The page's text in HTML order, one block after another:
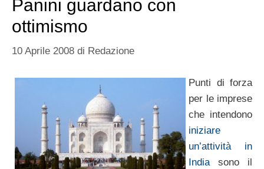
Panini guardano con
ottimismo
10 Aprile 2008 di Redazione
Punti di forza
per le imprese
che intendono
iniziare
un’attività in
Indiasono il